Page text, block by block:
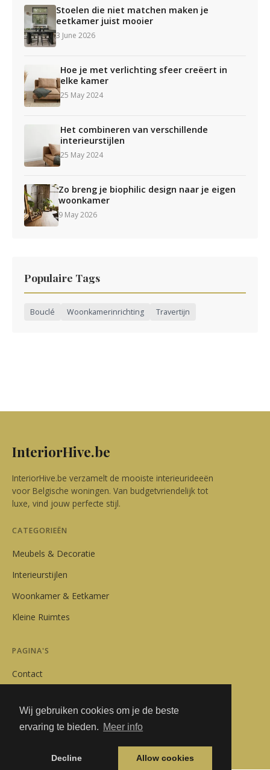
Wij gebruiken cookies om je de beste
ervaring te bieden. Meer info
Decline Allow cookies
Stoelen die niet matchen maken je
eetkamer juist mooier
3 June 2026
Hoe je met verlichting sfeer creëert in
elke kamer
25 May 2024
Het combineren van verschillende
interieurstijlen
25 May 2024
Zo breng je biophilic design naar je eigen
woonkamer
9 May 2026
Populaire Tags
Bouclé Woonkamerinrichting Travertijn
InteriorHive.be
InteriorHive.be verzamelt de mooiste interieurideeën
voor Belgische woningen. Van budgetvriendelijk tot
luxe, vind jouw perfecte stijl.
CATEGORIEËN
Meubels & Decoratie
Interieurstijlen
Woonkamer & Eetkamer
Kleine Ruimtes
PAGINA'S
Contact
Algemene Voorwaarden